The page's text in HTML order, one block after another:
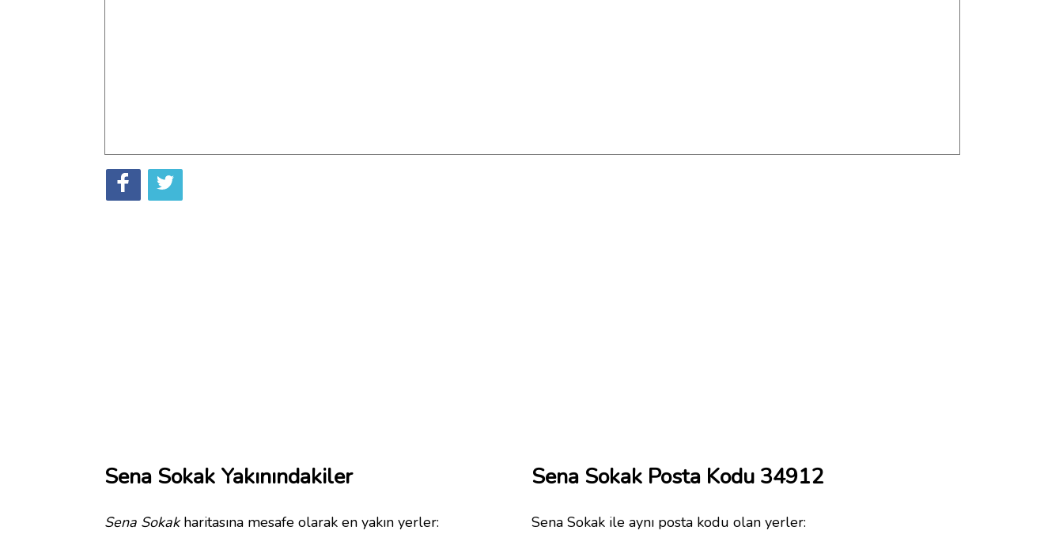
Sena Sokak Yakınındakiler
Sena Sokakharitasına mesafe olarak en yakın yerler:
Sena Sokak Posta Kodu 34912
Sena Sokak ile aynı posta kodu olan yerler: